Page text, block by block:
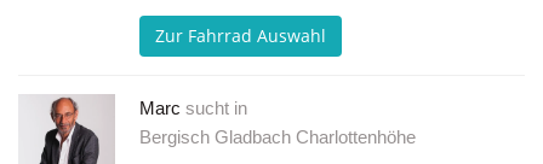
Zur Fahrrad Auswahl
Marc sucht in
Bergisch Gladbach Charlottenhöhe